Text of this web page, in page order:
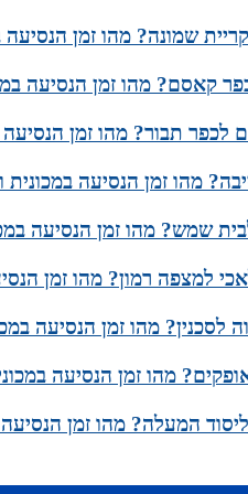
שמונה? מהו זמן הנסיעה
קאסם? מהו זמן הנסיעה
תבור? מהו זמן הנסיעה
מהו זמן הנסיעה במכונית
שמש? מהו זמן הנסיעה
למצפה רמון? מהו זמן
מהו זמן הנסיעה
מהו זמן הנסיעה
המעלה? מהו זמן הנסיעה